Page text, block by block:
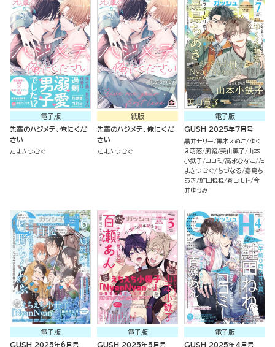
電子版
先輩のハジメテ、俺にくだ
さい
たまきつむぐ
紙版
先輩のハジメテ、俺にくだ
さい
たまきつむぐ
電子版
GUSH 2025年7月号
黒井モリー 黒木えぬこ
ゆく
え萌葱 風緒 美山薫子 山本
小鉄子 ココミ 高永ひなこ た
まきつむぐ
ちづなる 嘉島ち
あき 鮭田ねね 春山モト 今
井ゆうみ
電子版
GUSH 2025年6月号
電子版
GUSH 2025年5月号
電子版
GUSH 2025年4月号